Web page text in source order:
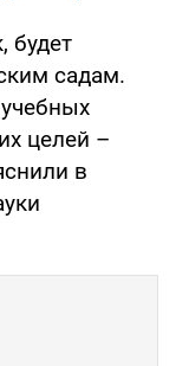
будет
садам.
целей –
в